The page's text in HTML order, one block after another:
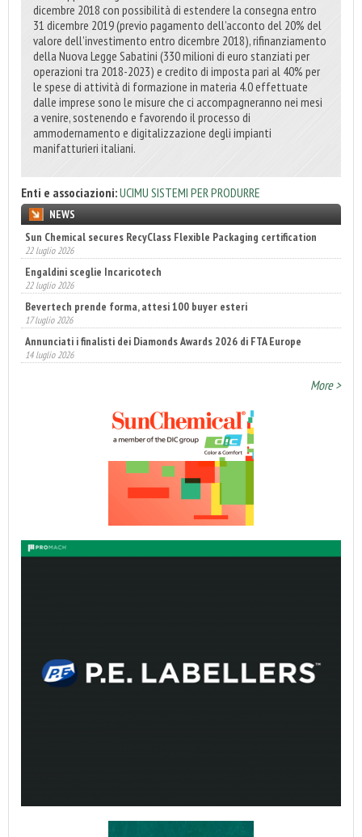
dicembre 2018 con possibilità di estendere la consegna entro
31 dicembre 2019 (previo pagamento dell’acconto del 20% del
valore dell’investimento entro dicembre 2018), rifinanziamento
della Nuova Legge Sabatini (330 milioni di euro stanziati per
operazioni tra 2018-2023) e credito di imposta pari al 40% per
le spese di attività di formazione in materia 4.0 effettuate
dalle imprese sono le misure che ci accompagneranno nei mesi
a venire, sostenendo e favorendo il processo di
ammodernamento e digitalizzazione degli impianti
manifatturieri italiani.
Enti e associazioni:UCIMU SISTEMI PER PRODURRE
NEWS
Sun Chemical secures RecyClass Flexible Packaging certification
22 luglio 2026
Engaldini sceglie Incaricotech
22 luglio 2026
Bevertech prende forma, attesi 100 buyer esteri
17 luglio 2026
Annunciati i finalisti dei Diamonds Awards 2026 di FTA Europe
14 luglio 2026
More >